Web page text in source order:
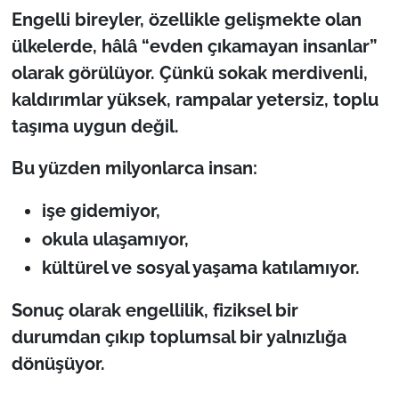
Engelli bireyler, özellikle gelişmekte olan
ülkelerde, hâlâ “evden çıkamayan insanlar”
olarak görülüyor. Çünkü sokak merdivenli,
kaldırımlar yüksek, rampalar yetersiz, toplu
taşıma uygun değil.
Bu yüzden milyonlarca insan:
işe gidemiyor,
okula ulaşamıyor,
kültürel ve sosyal yaşama katılamıyor.
Sonuç olarak engellilik, fiziksel bir
durumdan çıkıp toplumsal bir yalnızlığa
dönüşüyor.
Genel-A
Gündem-Eğitim